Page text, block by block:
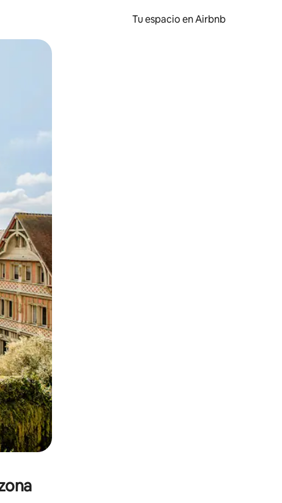
Tu espacio en Airbnb
tocando y deslizando la pantalla.